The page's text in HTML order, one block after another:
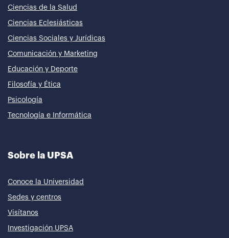
Ciencias de la Salud
Ciencias Eclesiásticas
Ciencias Sociales y Jurídicas
Comunicación y Marketing
Educación y Deporte
Filosofía y Ética
Psicología
Tecnología e Informática
Sobre la UPSA
Conoce la Universidad
Sedes y centros
Visítanos
Investigación UPSA